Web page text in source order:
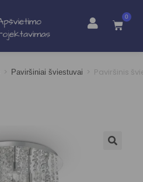
0
> Paviršiniai šviestuvai > Paviršinis